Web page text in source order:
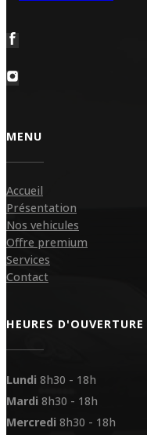
MENU
Accueil
Présentation
Nos vehicules
Offre premium
Services
Contact
HEURES D'OUVERTURE
Lundi 8h30 - 18h
Mardi 8h30 - 18h
Mercredi 8h30 - 18h